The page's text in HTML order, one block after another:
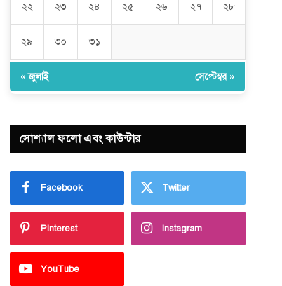
২২ ২৩ ২৪ ২৫ ২৬ ২৭ ২৮
২৯ ৩০ ৩১
« জুলাই সেপ্টেম্বর »
সোশ্যাল ফলো এবং কাউন্টার
Facebook Twitter
Pinterest Instagram
YouTube